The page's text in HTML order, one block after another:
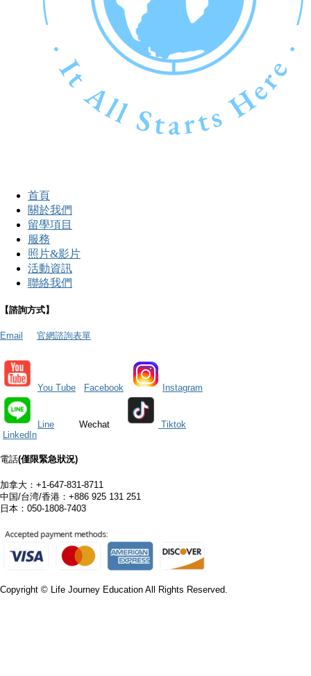
首頁
關於我們
留學項目
服務
照片&影片
活動資訊
聯絡我們
【諮詢方式】
Email 官網諮詢表單
You Tube Facebook Instagram
Line Wechat
Tiktok
LinkedIn
電話(僅限緊急狀況)
加拿大：+1-647-831-8711
中国/台湾/香港：+886 925 131 251
日本：050-1808-7403
Copyright © Life Journey Education All Rights Reserved.